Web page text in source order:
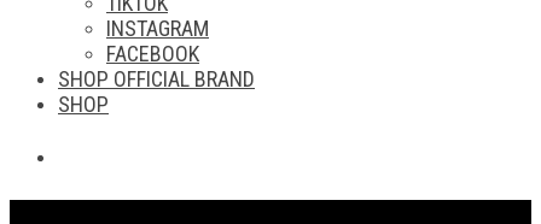
INSTAGRAM
FACEBOOK
SHOP OFFICIAL BRAND
SHOP